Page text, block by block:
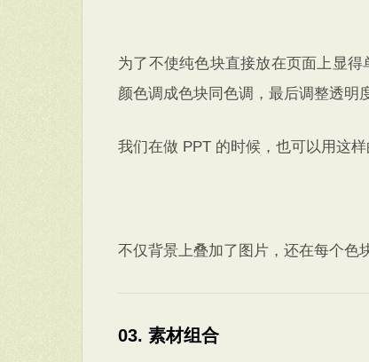
为了不使纯色块直接放在页面上显
颜色调成色块同色调，最后调整透明
我们在做 PPT 的时候，也可以用这
不仅背景上叠加了图片，还在每个色
03. 素材组合